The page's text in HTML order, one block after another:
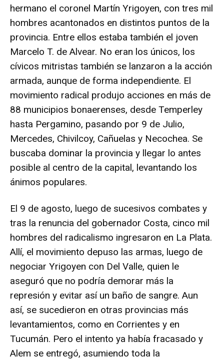
hermano el coronel Martín Yrigoyen, con tres mil
hombres acantonados en distintos puntos de la
provincia. Entre ellos estaba también el joven
Marcelo T. de Alvear. No eran los únicos, los
cívicos mitristas también se lanzaron a la acción
armada, aunque de forma independiente. El
movimiento radical produjo acciones en más de
88 municipios bonaerenses, desde Temperley
hasta Pergamino, pasando por 9 de Julio,
Mercedes, Chivilcoy, Cañuelas y Necochea. Se
buscaba dominar la provincia y llegar lo antes
posible al centro de la capital, levantando los
ánimos populares.
El 9 de agosto, luego de sucesivos combates y
tras la renuncia del gobernador Costa, cinco mil
hombres del radicalismo ingresaron en La Plata.
Allí, el movimiento depuso las armas, luego de
negociar Yrigoyen con Del Valle, quien le
aseguró que no podría demorar más la
represión y evitar así un baño de sangre. Aun
así, se sucedieron en otras provincias más
levantamientos, como en Corrientes y en
Tucumán. Pero el intento ya había fracasado y
Alem se entregó, asumiendo toda la